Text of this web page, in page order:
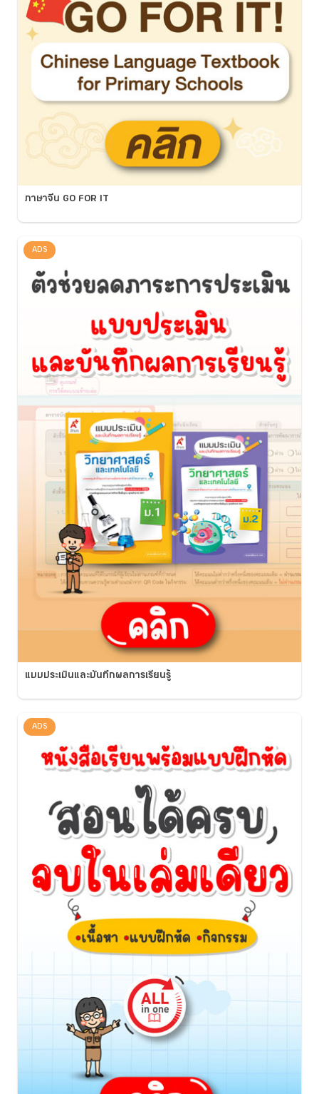
ภาษาจีน GO FOR IT
แบบประเมินและบันทึกผลการเรียนรู้
ADS
ADS